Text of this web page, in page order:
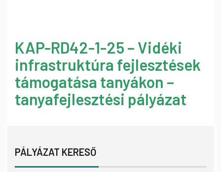
KAP-RD42-1-25 – Vidéki
infrastruktúra fejlesztések
támogatása tanyákon –
tanyafejlesztési pályázat
PÁLYÁZAT KERESŐ